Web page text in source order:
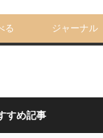
る ジャーナル
すめ記事